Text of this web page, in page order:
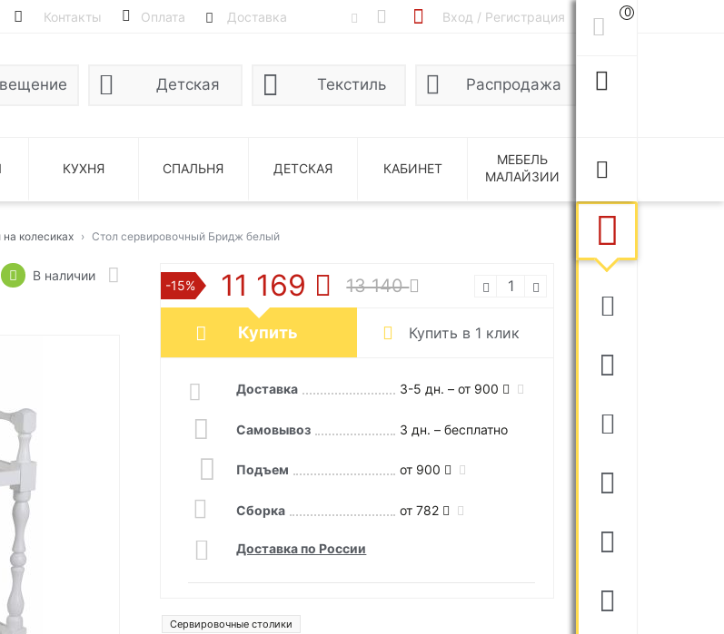
Контакты Оплата Доставка Вход / Регистрация 0
Детская Текстиль Распродажа
КУХНЯ СПАЛЬНЯ ДЕТСКАЯ КАБИНЕТ
МЕБЕЛЬ
МАЛАЙЗИИ
колесиках Стол сервировочный Бридж белый
В наличии
-15% 11 169 13 140
Купить Купить в 1 клик
Доставка 3-5 дн. – от 900
Самовывоз 3 дн. – бесплатно
Подъем от 900
Сборка от 782
Доставка по России
Сервировочные столики